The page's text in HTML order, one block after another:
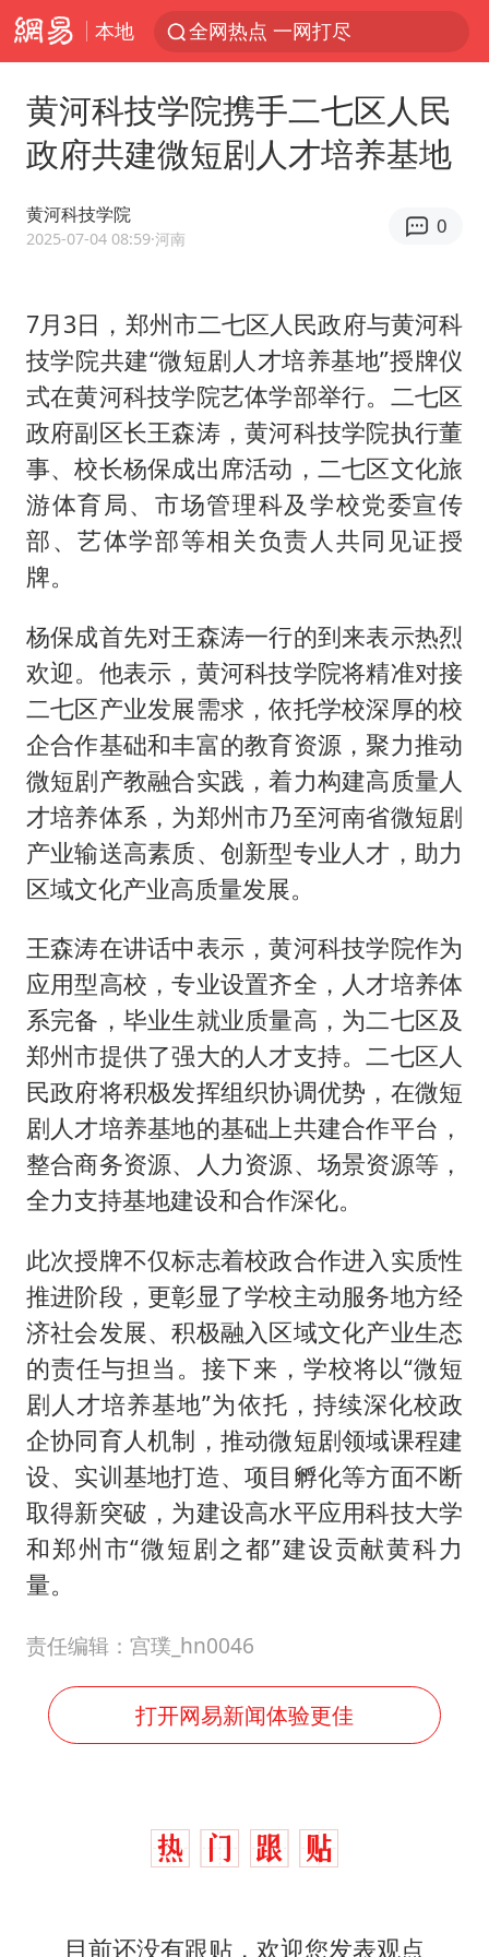
本地 全网热点 一网打尽
黄河科技学院携手二七区人民
政府共建微短剧人才培养基地
黄河科技学院
2025-07-04 08:59·河南
0
7月3日，郑州市二七区人民政府与黄河科
技学院共建“微短剧人才培养基地”授牌仪
式在黄河科技学院艺体学部举行。二七区
政府副区长王森涛，黄河科技学院执行董
事、校长杨保成出席活动，二七区文化旅
游体育局、市场管理科及学校党委宣传
部、艺体学部等相关负责人共同见证授
牌。
杨保成首先对王森涛一行的到来表示热烈
欢迎。他表示，黄河科技学院将精准对接
二七区产业发展需求，依托学校深厚的校
企合作基础和丰富的教育资源，聚力推动
微短剧产教融合实践，着力构建高质量人
才培养体系，为郑州市乃至河南省微短剧
产业输送高素质、创新型专业人才，助力
区域文化产业高质量发展。
王森涛在讲话中表示，黄河科技学院作为
应用型高校，专业设置齐全，人才培养体
系完备，毕业生就业质量高，为二七区及
郑州市提供了强大的人才支持。二七区人
民政府将积极发挥组织协调优势，在微短
剧人才培养基地的基础上共建合作平台，
整合商务资源、人力资源、场景资源等，
全力支持基地建设和合作深化。
此次授牌不仅标志着校政合作进入实质性
推进阶段，更彰显了学校主动服务地方经
济社会发展、积极融入区域文化产业生态
的责任与担当。接下来，学校将以“微短
剧人才培养基地”为依托，持续深化校政
企协同育人机制，推动微短剧领域课程建
设、实训基地打造、项目孵化等方面不断
取得新突破，为建设高水平应用科技大学
和郑州市“微短剧之都”建设贡献黄科力
量。
责任编辑：宫璞_hn0046
打开网易新闻体验更佳
目前还没有跟贴，欢迎您发表观点